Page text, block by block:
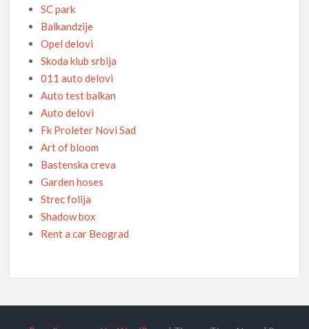
SC park
Balkandzije
Opel delovi
Skoda klub srbija
011 auto delovi
Auto test balkan
Auto delovi
Fk Proleter Novi Sad
Art of bloom
Bastenska creva
Garden hoses
Strec folija
Shadow box
Rent a car Beograd